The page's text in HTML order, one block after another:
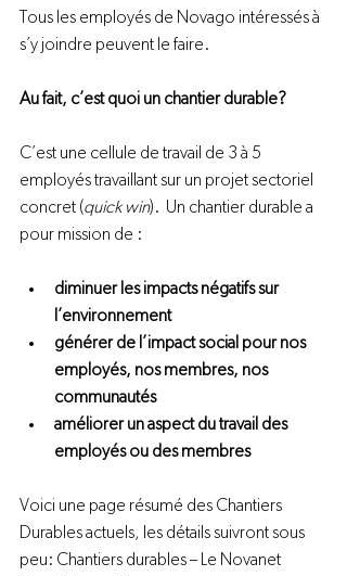
Tous les employés de Novago intéressés à
s’y joindre peuvent le faire.
Au fait, c’est quoi un chantier durable?
C’est une cellule de travail de 3 à 5
employés travaillant sur un projet sectoriel
concret (quick win).  Un chantier durable a
diminuer les impacts négatifs sur
l’environnement
générer de l’impact social pour nos
employés, nos membres, nos
communautés
améliorer un aspect du travail des
employés ou des membres
Voici une page résumé des Chantiers
Durables actuels, les détails suivront sous
peu: Chantiers durables – Le Novanet